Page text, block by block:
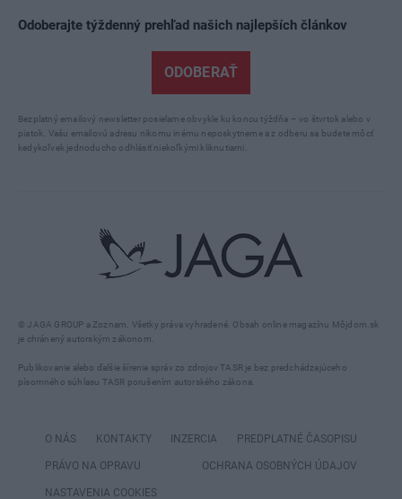
© JAGA GROUP a Zoznam. Všetky práva vyhradené. Obsah online magazínu Môjdom.sk
je chránený autorským zákonom.
Publikovanie alebo ďalšie šírenie správ zo zdrojov TASR je bez predchádzajúceho
písomného súhlasu TASR porušením autorského zákona.
Odoberajte týždenný prehľad našich najlepších článkov
ODOBERAŤ
Bezplatný emailový newsletter posielame obvykle ku koncu týždňa – vo štvrtok alebo v
piatok. Vašu emailovú adresu nikomu inému neposkytneme a z odberu sa budete môcť
kedykoľvek jednoducho odhlásiť niekoľkými kliknutiami.
O NÁS KONTAKTY INZERCIA PREDPLATNÉ ČASOPISU
PRÁVO NA OPRAVU OCHRANA OSOBNÝCH ÚDAJOV
NASTAVENIA COOKIES